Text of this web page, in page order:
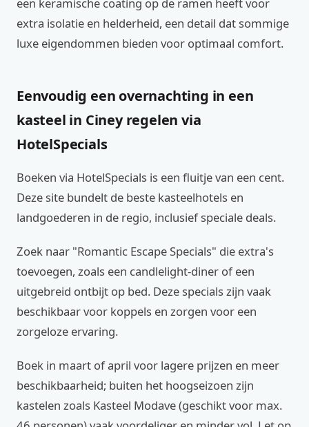
extra isolatie en helderheid, een detail dat sommige
luxe eigendommen bieden voor optimaal comfort.
Eenvoudig een overnachting in een
kasteel in Ciney regelen via
HotelSpecials
Boeken via HotelSpecials is een fluitje van een cent.
Deze site bundelt de beste kasteelhotels en
landgoederen in de regio, inclusief speciale deals.
Zoek naar "Romantic Escape Specials" die extra's
toevoegen, zoals een candlelight-diner of een
uitgebreid ontbijt op bed. Deze specials zijn vaak
beschikbaar voor koppels en zorgen voor een
zorgeloze ervaring.
Boek in maart of april voor lagere prijzen en meer
beschikbaarheid; buiten het hoogseizoen zijn
kastelen zoals Kasteel Modave (geschikt voor max.